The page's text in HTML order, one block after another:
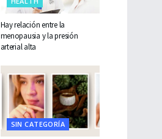
Hay relación entre la
menopausia y la presión
arterial alta
SIN CATEGORÍA